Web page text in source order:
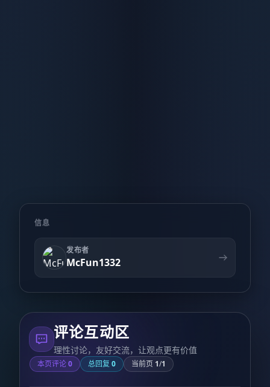
信息
发布者
McFun1332
评论互动区
理性讨论，友好交流，让观点更有价值
本页评论0 总回复 0 当前页 1/1